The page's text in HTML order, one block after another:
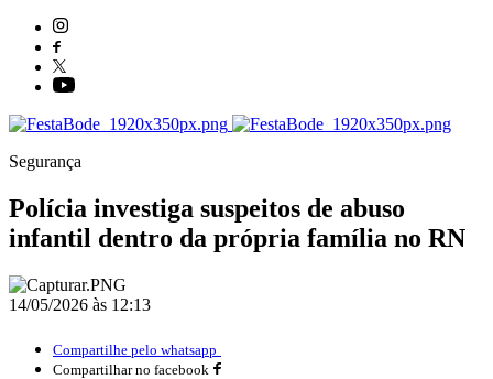
Segurança
Polícia investiga suspeitos de abuso
infantil dentro da própria família no RN
14/05/2026 às 12:13
Compartilhe pelo whatsapp
Compartilhar no facebook